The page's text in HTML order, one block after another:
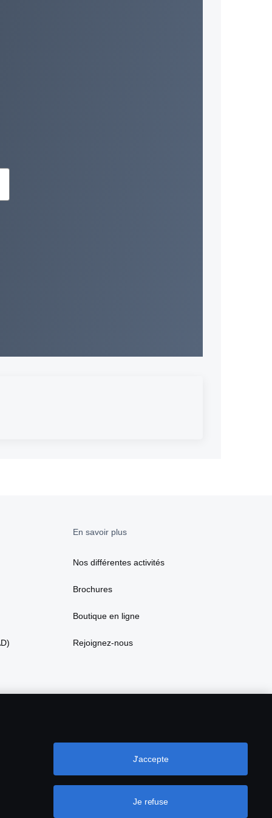
En savoir plus
Nos différentes activités
Brochures
Boutique en ligne
Rejoignez-nous
Je refuse
J'accepte